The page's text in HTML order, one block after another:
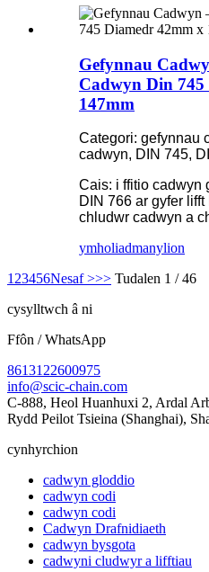
Gefynnau
Cadwyn Din
147mm
Categori: gefynnau
cadwyn, DIN 745,
Cais: i ffitio cadwyn
DIN 766 ar gyfer
chludwr cadwyn a
ymholiadmanylion
1 23456Nesaf >>> Tudalen 1 / 46
cysylltwch â ni
Ffôn / WhatsApp
8613122600975
info@scic-chain.com
C-888, Heol Huanhuxi 2, Ardal
Rydd Peilot Tsieina (Shanghai),
cynhyrchion
cadwyn gloddio
cadwyn codi
cadwyn codi
Cadwyn Drafnidiaeth
cadwyn bysgota
cadwyni cludwyr a lifftiau